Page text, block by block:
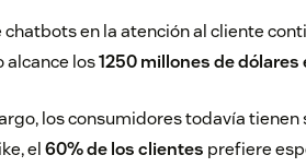
chatbots en la atención al cliente
alcance los1250 millones de dólares
los consumidores todavía
, el60% de los clientes prefiere